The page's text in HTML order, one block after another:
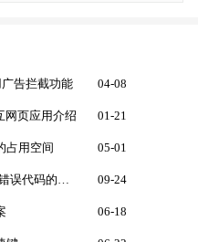
告拦截功能 04-08
网页应用介绍 01-21
占用空间 05-01
Chrome浏览器下载安装过程中出现错误代码的处理 09-24
06-18